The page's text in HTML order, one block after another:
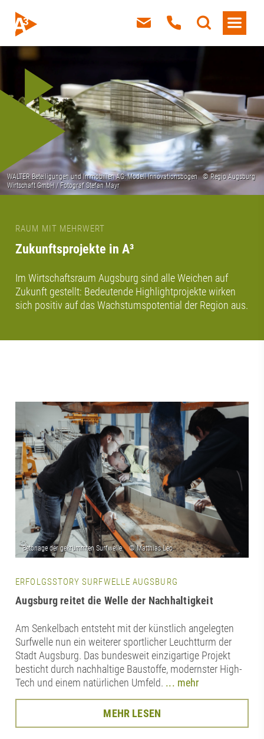
RAUM MIT MEHRWERT
Zukunftsprojekte in A³
Im Wirtschaftsraum Augsburg sind alle Weichen auf
Zukunft gestellt: Bedeutende Highlightprojekte wirken
sich positiv auf das Wachstumspotential der Region aus.
ERFOLGSSTORY SURFWELLE AUGSBURG
Augsburg reitet die Welle der Nachhaltigkeit
Am Senkelbach entsteht mit der künstlich angelegten
Surfwelle nun ein weiterer sportlicher Leuchtturm der
Stadt Augsburg. Das bundesweit einzigartige Projekt
besticht durch nachhaltige Baustoffe, modernster High-
Tech und einem natürlichen Umfeld. ... mehr
MEHR LESEN